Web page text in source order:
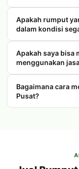
Apakah rumput
dalam kondisi
Apakah saya bisa
menggunakan
Bagaimana cara
Pusat?